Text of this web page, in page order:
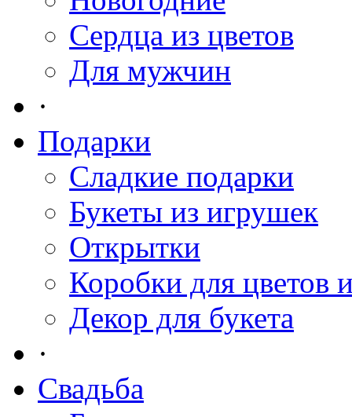
Сердца из цветов
Для мужчин
·
Подарки
Сладкие подарки
Букеты из игрушек
Открытки
Коробки для цветов
Декор для букета
·
Свадьба